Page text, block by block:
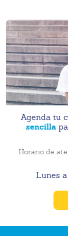
Agenda tu
sencilla
Horario de
Lunes